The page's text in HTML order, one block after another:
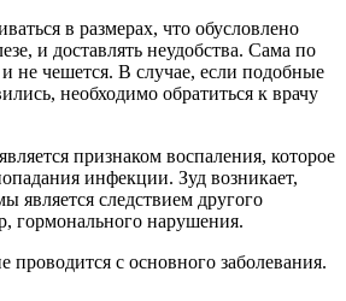
в размерах, что обусловлено
и доставлять неудобства. Сама по
не чешется. В случае, если подобные
необходимо обратиться к врачу
признаком воспаления, которое
инфекции. Зуд возникает,
является следствием другого
гормонального нарушения.
проводится с основного заболевания.